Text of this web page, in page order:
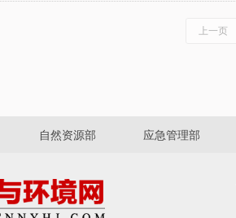
上一页
自然资源部 应急管理部